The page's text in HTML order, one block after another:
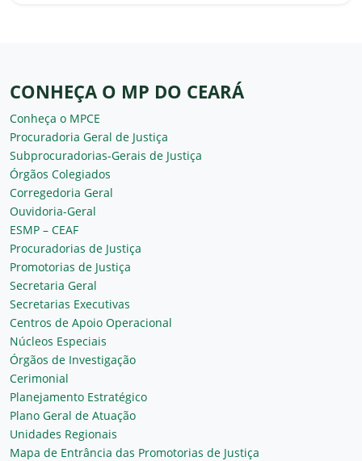
CONHEÇA O MP DO CEARÁ
Conheça o MPCE
Procuradoria Geral de Justiça
Subprocuradorias-Gerais de Justiça
Órgãos Colegiados
Corregedoria Geral
Ouvidoria-Geral
ESMP – CEAF
Procuradorias de Justiça
Promotorias de Justiça
Secretaria Geral
Secretarias Executivas
Centros de Apoio Operacional
Núcleos Especiais
Órgãos de Investigação
Cerimonial
Planejamento Estratégico
Plano Geral de Atuação
Unidades Regionais
Mapa de Entrância das Promotorias de Justiça